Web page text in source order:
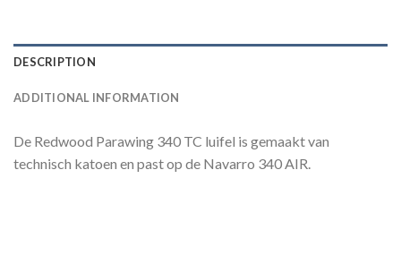
DESCRIPTION
ADDITIONAL INFORMATION
De Redwood Parawing 340 TC luifel is gemaakt van
technisch katoen en past op de Navarro 340 AIR.